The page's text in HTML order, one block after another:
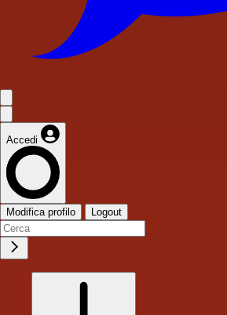
Accedi
Modifica profilo Logout